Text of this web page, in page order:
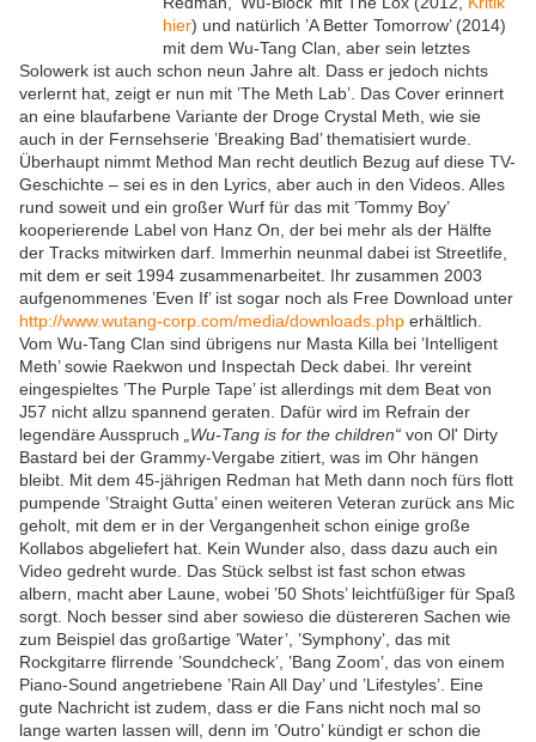
hier) und natürlich ’A Better Tomorrow’ (2014)
mit dem Wu-Tang Clan, aber sein letztes
Solowerk ist auch schon neun Jahre alt. Dass er jedoch nichts
verlernt hat, zeigt er nun mit ’The Meth Lab’. Das Cover erinnert
an eine blaufarbene Variante der Droge Crystal Meth, wie sie
auch in der Fernsehserie ’Breaking Bad’ thematisiert wurde.
Überhaupt nimmt Method Man recht deutlich Bezug auf diese TV-
Geschichte – sei es in den Lyrics, aber auch in den Videos. Alles
rund soweit und ein großer Wurf für das mit ’Tommy Boy’
kooperierende Label von Hanz On, der bei mehr als der Hälfte
der Tracks mitwirken darf. Immerhin neunmal dabei ist Streetlife,
mit dem er seit 1994 zusammenarbeitet. Ihr zusammen 2003
aufgenommenes ’Even If’ ist sogar noch als Free Download unter
http://www.wutang-corp.com/media/downloads.php erhältlich.
Vom Wu-Tang Clan sind übrigens nur Masta Killa bei ’Intelligent
Meth’ sowie Raekwon und Inspectah Deck dabei. Ihr vereint
eingespieltes ’The Purple Tape’ ist allerdings mit dem Beat von
J57 nicht allzu spannend geraten. Dafür wird im Refrain der
legendäre Ausspruch
Wu-Tang is for the children“ von Ol' Dirty
Bastard bei der Grammy-Vergabe zitiert, was im Ohr hängen
bleibt. Mit dem 45-jährigen Redman hat Meth dann noch fürs flott
pumpende ’Straight Gutta’ einen weiteren Veteran zurück ans Mic
geholt, mit dem er in der Vergangenheit schon einige große
Kollabos abgeliefert hat. Kein Wunder also, dass dazu auch ein
Video gedreht wurde. Das Stück selbst ist fast schon etwas
albern, macht aber Laune, wobei ’50 Shots’ leichtfüßiger für Spaß
sorgt. Noch besser sind aber sowieso die düstereren Sachen wie
zum Beispiel das großartige ’Water’, ’Symphony’, das mit
Rockgitarre flirrende ’Soundcheck’, ’Bang Zoom’, das von einem
Piano-Sound angetriebene ’Rain All Day’ und ’Lifestyles’. Eine
gute Nachricht ist zudem, dass er die Fans nicht noch mal so
lange warten lassen will, denn im ’Outro’ kündigt er schon die